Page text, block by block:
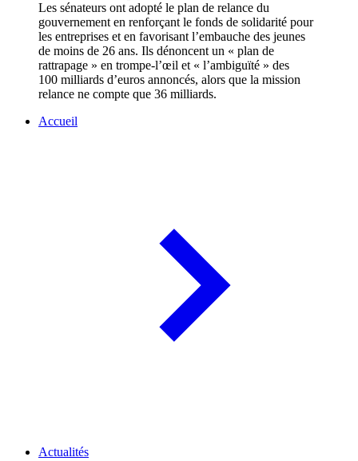
Les sénateurs ont adopté le plan de relance du
gouvernement en renforçant le fonds de solidarité pour
les entreprises et en favorisant l’embauche des jeunes
de moins de 26 ans. Ils dénoncent un « plan de
rattrapage » en trompe-l’œil et « l’ambiguïté » des
100 milliards d’euros annoncés, alors que la mission
relance ne compte que 36 milliards.
Accueil
Actualités